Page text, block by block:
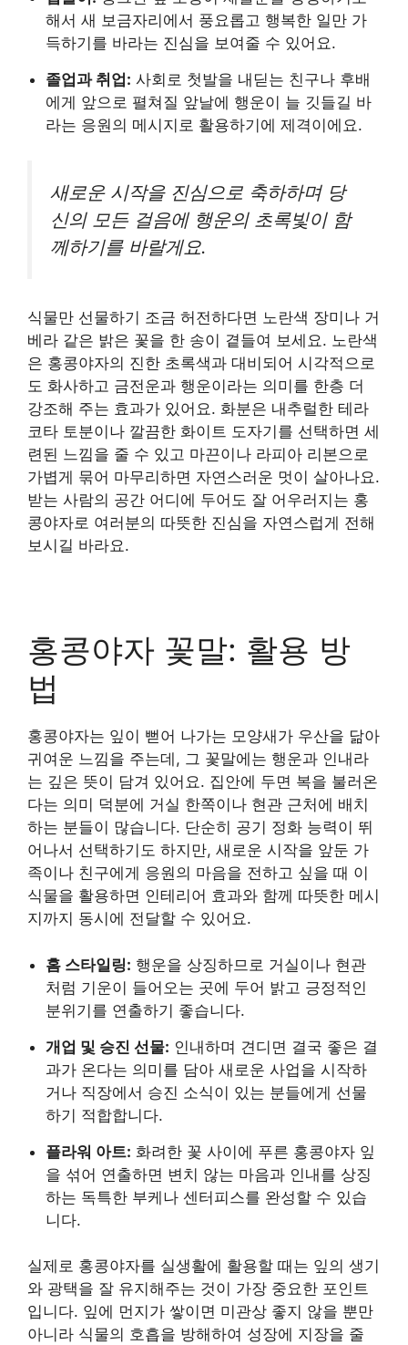
해서 새 보금자리에서 풍요롭고 행복한 일만 가
득하기를 바라는 진심을 보여줄 수 있어요.
졸업과 취업: 사회로 첫발을 내딛는 친구나 후배
에게 앞으로 펼쳐질 앞날에 행운이 늘 깃들길 바
라는 응원의 메시지로 활용하기에 제격이에요.
새로운 시작을 진심으로 축하하며 당
신의 모든 걸음에 행운의 초록빛이 함
께하기를 바랄게요.
식물만 선물하기 조금 허전하다면 노란색 장미나 거
베라 같은 밝은 꽃을 한 송이 곁들여 보세요. 노란색
은 홍콩야자의 진한 초록색과 대비되어 시각적으로
도 화사하고 금전운과 행운이라는 의미를 한층 더
강조해 주는 효과가 있어요. 화분은 내추럴한 테라
코타 토분이나 깔끔한 화이트 도자기를 선택하면 세
련된 느낌을 줄 수 있고 마끈이나 라피아 리본으로
가볍게 묶어 마무리하면 자연스러운 멋이 살아나요.
받는 사람의 공간 어디에 두어도 잘 어우러지는 홍
콩야자로 여러분의 따뜻한 진심을 자연스럽게 전해
보시길 바라요.
홍콩야자 꽃말: 활용 방
법
홍콩야자는 잎이 뻗어 나가는 모양새가 우산을 닮아
귀여운 느낌을 주는데, 그 꽃말에는 행운과 인내라
는 깊은 뜻이 담겨 있어요. 집안에 두면 복을 불러온
다는 의미 덕분에 거실 한쪽이나 현관 근처에 배치
하는 분들이 많습니다. 단순히 공기 정화 능력이 뛰
어나서 선택하기도 하지만, 새로운 시작을 앞둔 가
족이나 친구에게 응원의 마음을 전하고 싶을 때 이
식물을 활용하면 인테리어 효과와 함께 따뜻한 메시
지까지 동시에 전달할 수 있어요.
홈 스타일링: 행운을 상징하므로 거실이나 현관
처럼 기운이 들어오는 곳에 두어 밝고 긍정적인
분위기를 연출하기 좋습니다.
개업 및 승진 선물: 인내하며 견디면 결국 좋은 결
과가 온다는 의미를 담아 새로운 사업을 시작하
거나 직장에서 승진 소식이 있는 분들에게 선물
하기 적합합니다.
플라워 아트: 화려한 꽃 사이에 푸른 홍콩야자 잎
을 섞어 연출하면 변치 않는 마음과 인내를 상징
하는 독특한 부케나 센터피스를 완성할 수 있습
니다.
실제로 홍콩야자를 실생활에 활용할 때는 잎의 생기
와 광택을 잘 유지해주는 것이 가장 중요한 포인트
입니다. 잎에 먼지가 쌓이면 미관상 좋지 않을 뿐만
아니라 식물의 호흡을 방해하여 성장에 지장을 줄